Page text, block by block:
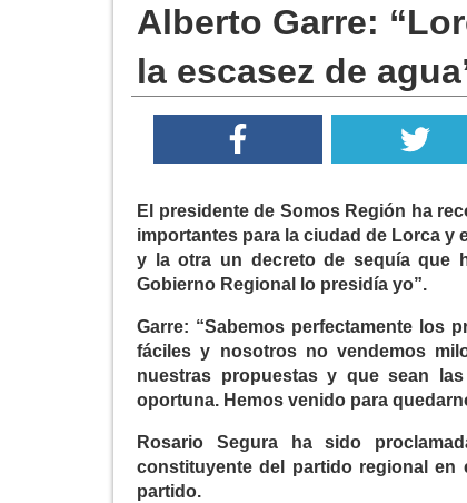
Alberto Garre:
la escasez de
El presidente de Somos Región ha
importantes para la ciudad de Lorca y
y la otra un decreto de sequía que
Gobierno Regional lo presidía yo”.
Garre: “Sabemos perfectamente los
fáciles y nosotros no vendemos
nuestras propuestas y que sean
oportuna. Hemos venido para
Rosario Segura ha sido
constituyente del partido regional en
partido.